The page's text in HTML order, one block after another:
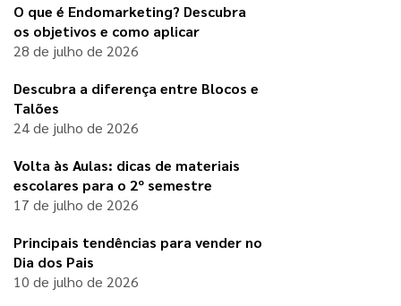
O que é Endomarketing? Descubra
os objetivos e como aplicar
28 de julho de 2026
Descubra a diferença entre Blocos e
Talões
24 de julho de 2026
Volta às Aulas: dicas de materiais
escolares para o 2º semestre
17 de julho de 2026
Principais tendências para vender no
Dia dos Pais
10 de julho de 2026